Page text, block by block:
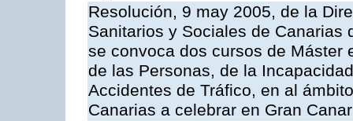
Resolución, 9 may 2005, de la
Sanitarios y Sociales de Canarias
se convoca dos cursos de Máster
de las Personas, de la
Accidentes de Tráfico, en al
Canarias a celebrar en Gran